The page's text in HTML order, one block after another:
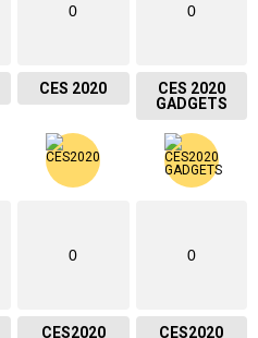
0
CES 2020
0
CES 2020
GADGETS
0
CES2020
0
CES2020